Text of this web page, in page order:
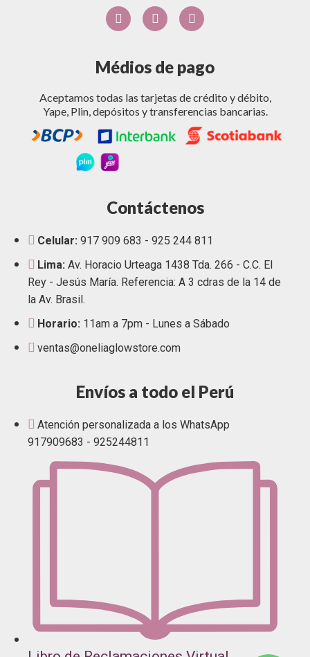
Médios de pago
Aceptamos todas las tarjetas de crédito y débito,
Yape, Plin, depósitos y transferencias bancarias.
Contáctenos
Celular: 917 909 683 - 925 244 811
Lima: Av. Horacio Urteaga 1438 Tda. 266 - C.C. El
Rey - Jesús María. Referencia: A 3 cdras de la 14 de
la Av. Brasil.
Horario: 11am a 7pm - Lunes a Sábado
ventas@oneliaglowstore.com
Envíos a todo el Perú
Atención personalizada a los WhatsApp
917909683 - 925244811